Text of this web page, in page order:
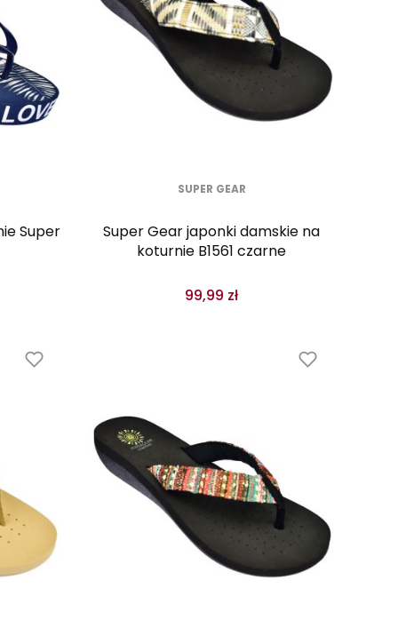
Super
SUPER GEAR
Super Gear japonki damskie na
koturnie B1561 czarne
99,99 zł